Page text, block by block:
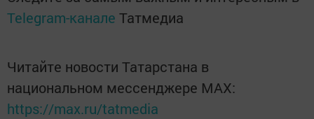
Telegram-канале Татмедиа
Читайте новости Татарстана в
национальном мессенджере MАХ:
https://max.ru/tatmedia